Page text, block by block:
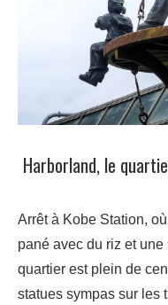
Harborland, le
Arrêt à Kobe Station,
pané avec du riz et
quartier est plein de
statues sympas sur les